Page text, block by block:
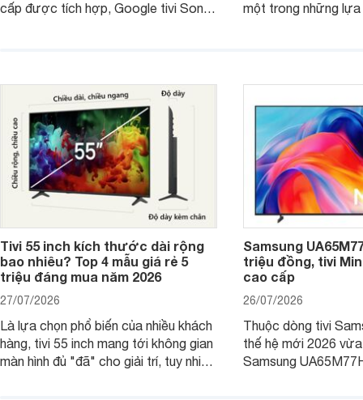
cấp được tích hợp, Google tivi Sony
một trong những lựa
Tivi 55 inch kích thước dài rộng
bao nhiêu? Top 4 mẫu giá rẻ 5
triệu đáng mua năm 2026
27/07/2026
Là lựa chọn phổ biến của nhiều khách
hàng, tivi 55 inch mang tới không gian
màn hình đủ "đã" cho giải trí, tuy nhiên
Samsung
triệu đồng, tivi
cao cấp
26/07/2026
Thuộc dòng tivi
thế hệ mới 2026
Samsung